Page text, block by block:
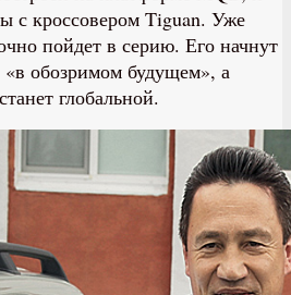
с кроссовером Tiguan. Уже
пойдет в серию. Его начнут
обозримом будущем», а
глобальной.